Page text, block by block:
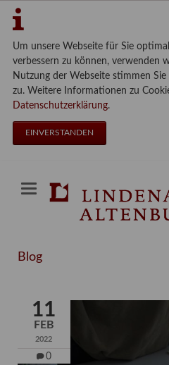
Um unsere Webseite für Sie
verbessern zu können, verwenden
Nutzung der Webseite stimmen
zu. Weitere Informationen zu
Datenschutzerklärung.
EINVERSTANDEN
Blog
11
FEB
2022
0